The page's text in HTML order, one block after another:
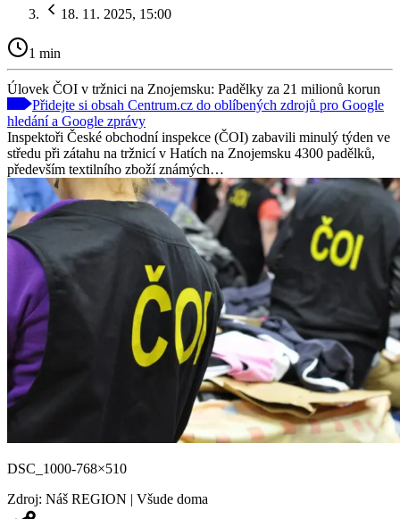
18. 11. 2025, 15:00
1 min
Úlovek ČOI v tržnici na Znojemsku: Padělky za 21 milionů korun
Přidejte si obsah Centrum.cz do oblíbených zdrojů pro Google
hledání a Google zprávy
Inspektoři České obchodní inspekce (ČOI) zabavili minulý týden ve
středu při zátahu na tržnicí v Hatích na Znojemsku 4300 padělků,
především textilního zboží známých…
DSC_1000-768×510
Zdroj: Náš REGION | Všude doma